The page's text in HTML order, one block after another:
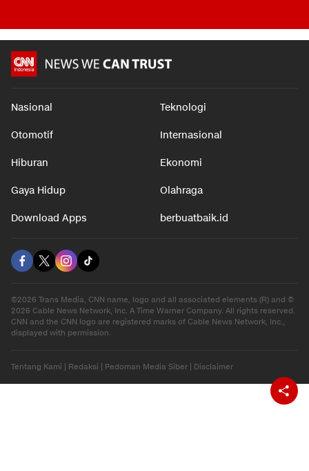
Nasional Teknologi
Otomotif Internasional
Hiburan Ekonomi
Gaya Hidup Olahraga
Download Apps berbuatbaik.id
©2026 Trans Media, CNN name, logo and all associated elements (R) and ©
2026 Cable News Network, Inc. A Time Warner Company. All rights reserved.
CNN and the CNN logo are registered marks of Cable News Network, Inc.,
displayed with permission.
Tentang Kami Redaksi Pedoman Media Siber Disclaimer